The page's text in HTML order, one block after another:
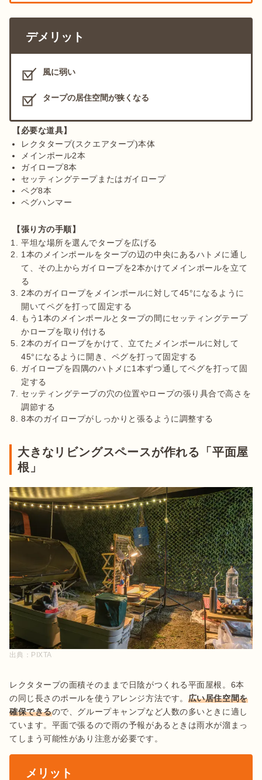
デメリット
風に弱い
タープの居住空間が狭くなる
【必要な道具】
レクタタープ(スクエアタープ)本体
メインポール2本
ガイロープ8本
セッティングテープまたはガイロープ
ペグ8本
ペグハンマー
【張り方の手順】
平坦な場所を選んでタープを広げる
1本のメインポールをタープの辺の中央にあるハトメに通し
て、その上からガイロープを2本かけてメインポールを立て
る
2本のガイロープをメインポールに対して45°になるように
開いてペグを打って固定する
もう1本のメインポールとタープの間にセッティングテープ
かロープを取り付ける
2本のガイロープをかけて、立てたメインポールに対して
45°になるように開き、ペグを打って固定する
ガイロープを四隅のハトメに1本ずつ通してペグを打って固
定する
セッティングテープの穴の位置やロープの張り具合で高さを
調節する
8本のガイロープがしっかりと張るように調整する
大きなリビングスペースが作れる「平面屋
根」
出典： PIXTA
レクタタープの面積そのままで日陰がつくれる平面屋根。6本
の同じ長さのポールを使うアレンジ方法です。 広い居住空間を
確保できるので、グループキャンプなど人数の多いときに適し
ています。平面で張るので雨の予報があるときは雨水が溜まっ
てしまう可能性があり注意が必要です。
メリット